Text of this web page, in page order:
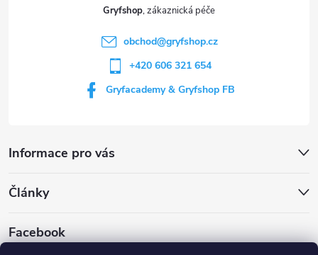
Informace pro vás
Gryfshop
obchod@gryfshop.cz
+420 606 321 654
Gryfacademy & Gryfshop FB
Články
Facebook